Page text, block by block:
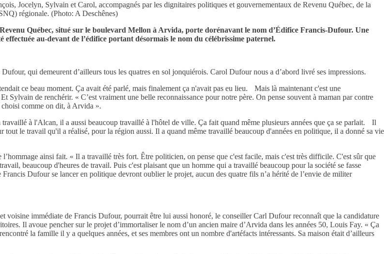
Jocelyn, Sylvain et Carol, accompagnés par les dignitaires politiques et gouvernementaux de Revenu Québec, de la
régionale. (Photo: A Deschênes)
Québec, situé sur le boulevard Mellon à Arvida, porte dorénavant le nom d’Édifice Francis-Dufour. Une
effectuée au-devant de l’édifice portant désormais le nom du célébrissime paternel.
qui demeurent d’ailleurs tous les quatres en sol jonquiérois. Carol Dufour nous a d’abord livré ses impressions.
ce beau moment. Ça avait été parlé, mais finalement ça n'avait pas eu lieu. Mais là maintenant c'est une
de renchérir. « C’est vraiment une belle reconnaissance pour notre père. On pense souvent à maman par contre
comme on dit, à Arvida ».
à l'Alcan, il a aussi beaucoup travaillé à l'hôtel de ville. Ça fait quand même plusieurs années que ça se parlait. Il
le travail qu'il a réalisé, pour la région aussi. Il a quand même travaillé beaucoup d'années en politique, il a donné sa vie
ainsi fait. « Il a travaillé très fort. Être politicien, on pense que c'est facile, mais c'est très difficile. C'est sûr que
beaucoup d'heures de travail. Puis c'est plaisant que un homme qui a travaillé beaucoup pour la société se fasse
Dufour se lancer en politique devront oublier le projet, aucun des quatre fils n’a hérité de l’envie de militer
voisine immédiate de Francis Dufour, pourrait être lui aussi honoré, le conseiller Carl Dufour reconnaît que la candidature
Il avoue pencher sur le projet d’immortaliser le nom d’un ancien maire d’Arvida dans les années 50, Louis Fay. « Ça
la famille il y a quelques années, et ses membres ont un nombre d'artéfacts intéressants. Sa maison était d’ailleurs